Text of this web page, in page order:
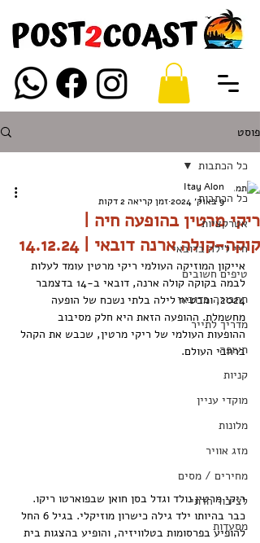
פוסט
כל הכתבות
אטרקציות
חיי לילה בדובאי
טיפים חשובים
תחבורה בדובאי
מדריך לתייר
תעופה
קניות
מוקדי עניין
מלונות
מזג אוויר
מחירים / מסים
לציבור הדתי
מסעדות
כל הכתבות
ריקי מרטין בהופעה חיה |
קוקה-קולה ארנה דובאי | 14.12.24
Itay Alon
9 באוק׳ 2024
זמן קריאה 2 דקות
אייקון המוזיקה העולמי ריקי מרטין עומד לעלות
לבמה בקוקה קולה ארנה, דובאי ב-14 בדצמבר
2024, ומבטיח לילה בלתי נשכח של הופעה
מחשמלת. ההופעה הזאת היא חלק מסיבוב
ההופעות העולמי של ריקי מרטין, שכבש את הקהל
ברחבי העולם.
ריקי מרטין נולד וגדל בסן חואן שבפוארטו ריקו.
כבר בהיותו ילד גילה כישרון מוזיקלי. בגיל 6 החל
להופיע בפרסומות בטלוויזיה, והופיע בהצגות בית